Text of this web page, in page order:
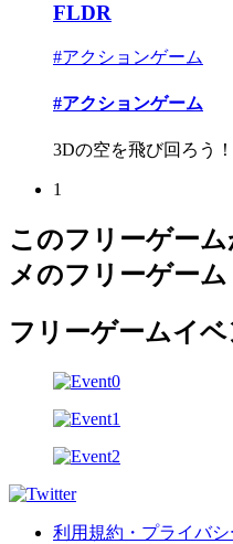
FLDR
#アクションゲーム
#アクションゲーム
3Dの空を飛び回ろう！
1
このフリーゲー
メのフリーゲーム
フリーゲームイベ
利用規約・プライバ